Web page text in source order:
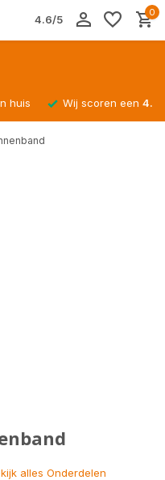
4.6/5
0
huis Wij scoren een
alles Onderdelen